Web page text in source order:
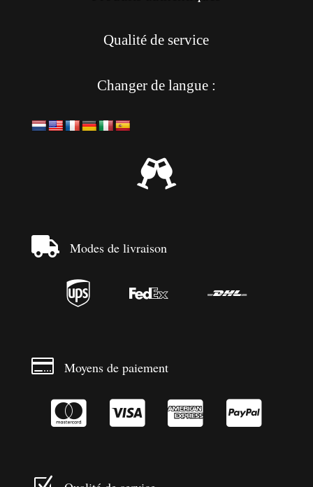
Qualité de service
Changer de langue :

 Modes de livraison
  
 Moyens de paiement
   